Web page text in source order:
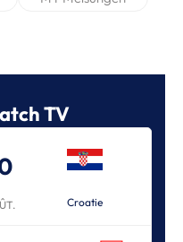
TV
Croatie